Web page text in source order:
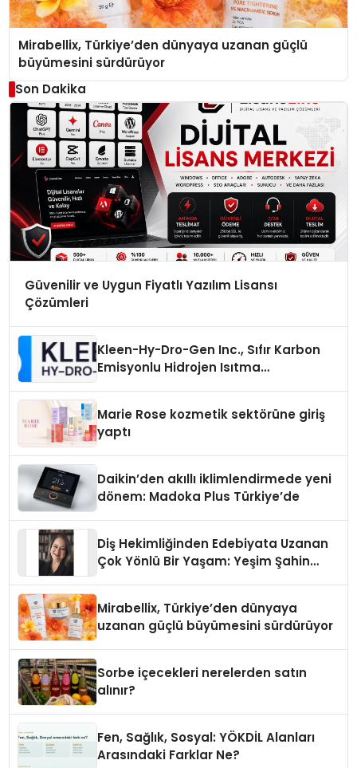
Mirabellix, Türkiye’den dünyaya uzanan güçlü
büyümesini sürdürüyor
Son Dakika
Güvenilir ve Uygun Fiyatlı Yazılım Lisansı
Çözümleri
Kleen-Hy-Dro-Gen Inc., Sıfır Karbon
Emisyonlu Hidrojen Isıtma
Marie Rose kozmetik sektörüne giriş
yaptı
Daikin’den akıllı iklimlendirmede yeni
dönem: Madoka Plus Türkiye’de
Diş Hekimliğinden Edebiyata Uzanan
Çok Yönlü Bir Yaşam: Yeşim Şahin
Mirabellix, Türkiye’den dünyaya
uzanan güçlü büyümesini sürdürüyor
Sorbe içecekleri nerelerden satın
alınır?
Fen, Sağlık, Sosyal: YÖKDİL Alanları
Arasındaki Farklar Ne?